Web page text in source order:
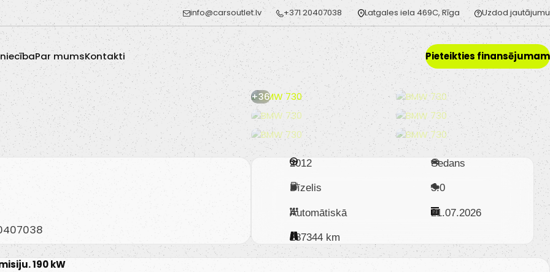
info@carsoutlet.lv +371 20407038 Latgales iela 469C, Rīga Uzdod jautājumu
Par mumsKontakti Pieteikties finansējumam
+36
2012 Sedans
Dīzelis 3.0
Automātiskā 21.07.2026
287344 km
190 kW